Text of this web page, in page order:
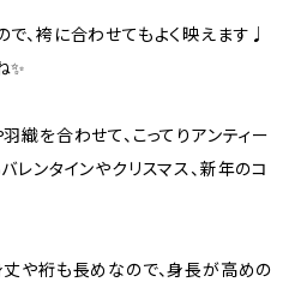
、袴に合わせてもよく映えます♩
✨
織を合わせて、こってりアンティー
ンタインやクリスマス、新年のコ
や裄も長めなので、身長が高めの